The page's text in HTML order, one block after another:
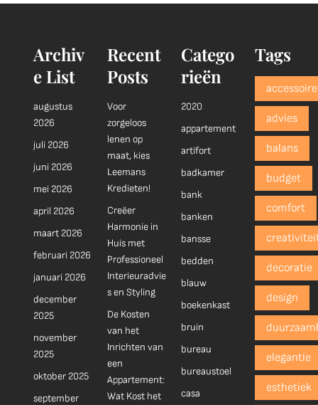
Archiv
e List
augustus
2026
juli 2026
juni 2026
mei 2026
april 2026
maart 2026
februari 2026
januari 2026
december
2025
november
2025
oktober 2025
september
Recent
Posts
Voor
zorgeloos
lenen op
maat, kies
Leemans
Kredieten!
Creëer
Harmonie in
Huis met
Professioneel
Interieuradvie
s en Styling
De Kosten
van het
Inrichten van
een
Appartement:
Wat Kost het
Catego
rieën
2020
appartement
artifort
badkamer
bank
banken
bansse
bedden
blauw
boekenkast
bruin
bureau
bureaustoel
casa
Tags
advies
balans
budget
comfort
decoratie
design
elegantie
esthetiek